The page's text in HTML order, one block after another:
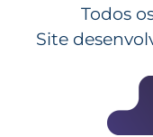
Todos
Site